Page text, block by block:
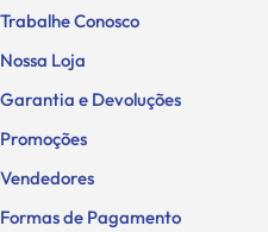
Trabalhe Conosco
Nossa Loja
Garantia e Devoluções
Promoções
Vendedores
Formas de Pagamento